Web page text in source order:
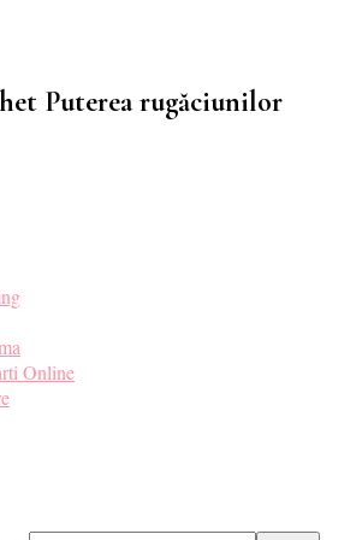
inspiratie si un ghid de cumparare online
Puterea rugăciunilor
Online
inspiratie si un ghid de cumparare online